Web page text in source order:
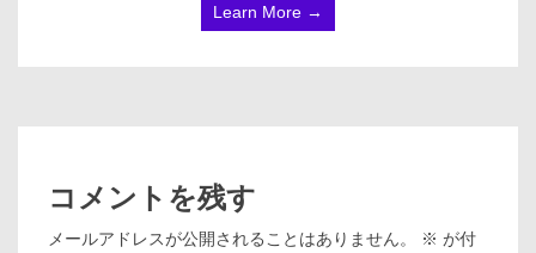
Learn More →
コメントを残す
メールアドレスが公開されることはありません。 ※ が付